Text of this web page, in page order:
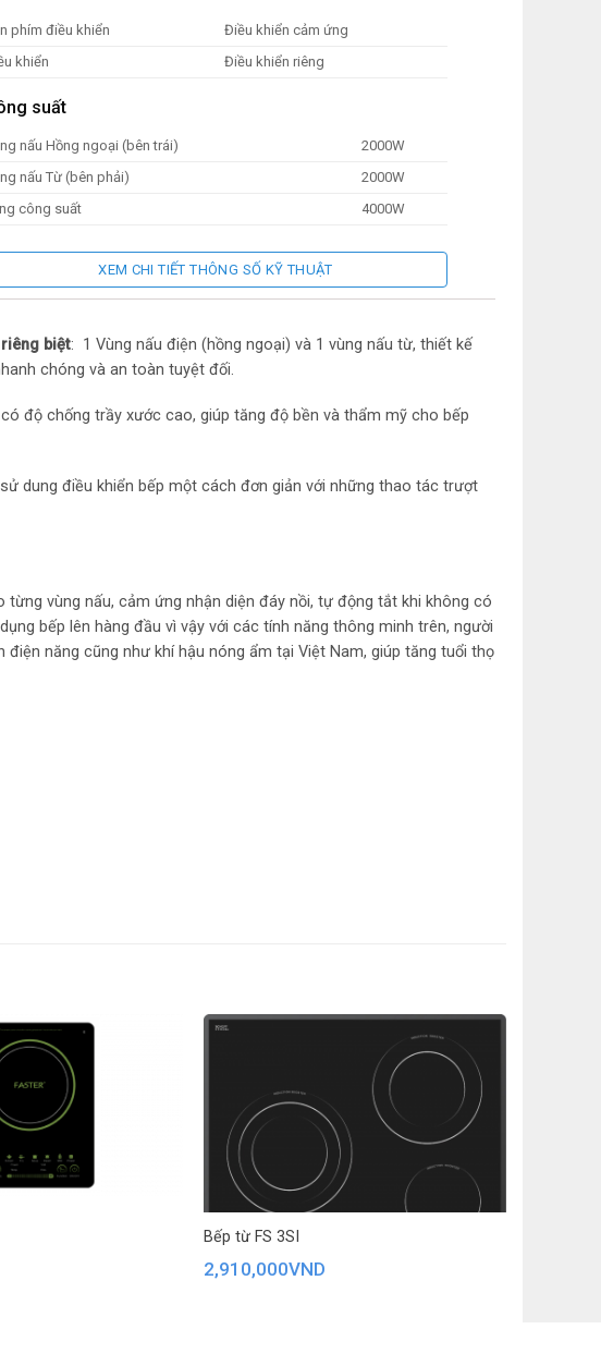
phím điều khiển
Điều khiển cảm ứng
khiển
Điều khiển riêng
suất
nấu Hồng ngoại (bên trái)
2000W
nấu Từ (bên phải)
2000W
công suất
4000W
năng an toàn
giờ
XEM CHI TIẾT THÔNG SỐ KỸ THUẬT
biệt: 1 Vùng nấu điện (hồng ngoại) và 1 vùng nấu từ, thiết kế
chóng và an toàn tuyệt đối.
độ chống trầy xước cao, giúp tăng độ bền và thẩm mỹ cho bếp
dung điều khiển bếp một cách đơn giản với những thao tác trượt
từng vùng nấu, cảm ứng nhận diện đáy nồi, tự động tắt khi không có
bếp lên hàng đầu vì vậy với các tính năng thông minh trên, người
năng cũng như khí hậu nóng ẩm tại Việt Nam, giúp tăng tuổi thọ
Bếp từ FS 3SI
2,910,000VND